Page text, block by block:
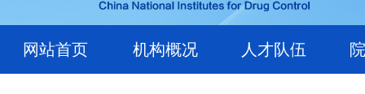
网站首页 机构概况 人才队伍